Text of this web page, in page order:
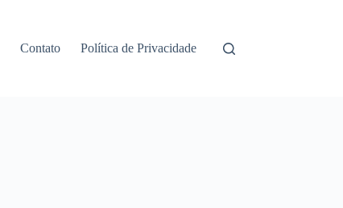
Contato Política de Privacidade